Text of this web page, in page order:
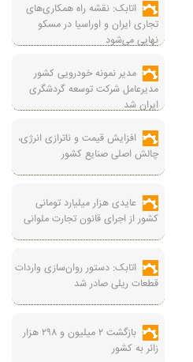
اتابک: نقشه راه همکاری‌های
تجاری ایران و اوراسیا در مسکو
نهایی می‌شود
مدیر نمونه خودرویی کشور
مدیرعامل شرکت توسعه گردشگری
ایران شد
افزایش قیمت و ناترازی انرژی،
چالش اصلی صنایع کشور
عایدی هزار میلیارد تومانی
کشور از اجرای قانون تجارت ملوانی
اتابک: دستور روان‌سازی واردات
قطعات ریلی صادر شد
بازگشت ۲ میلیون و ۲۹۸ هزار
زائر به کشور